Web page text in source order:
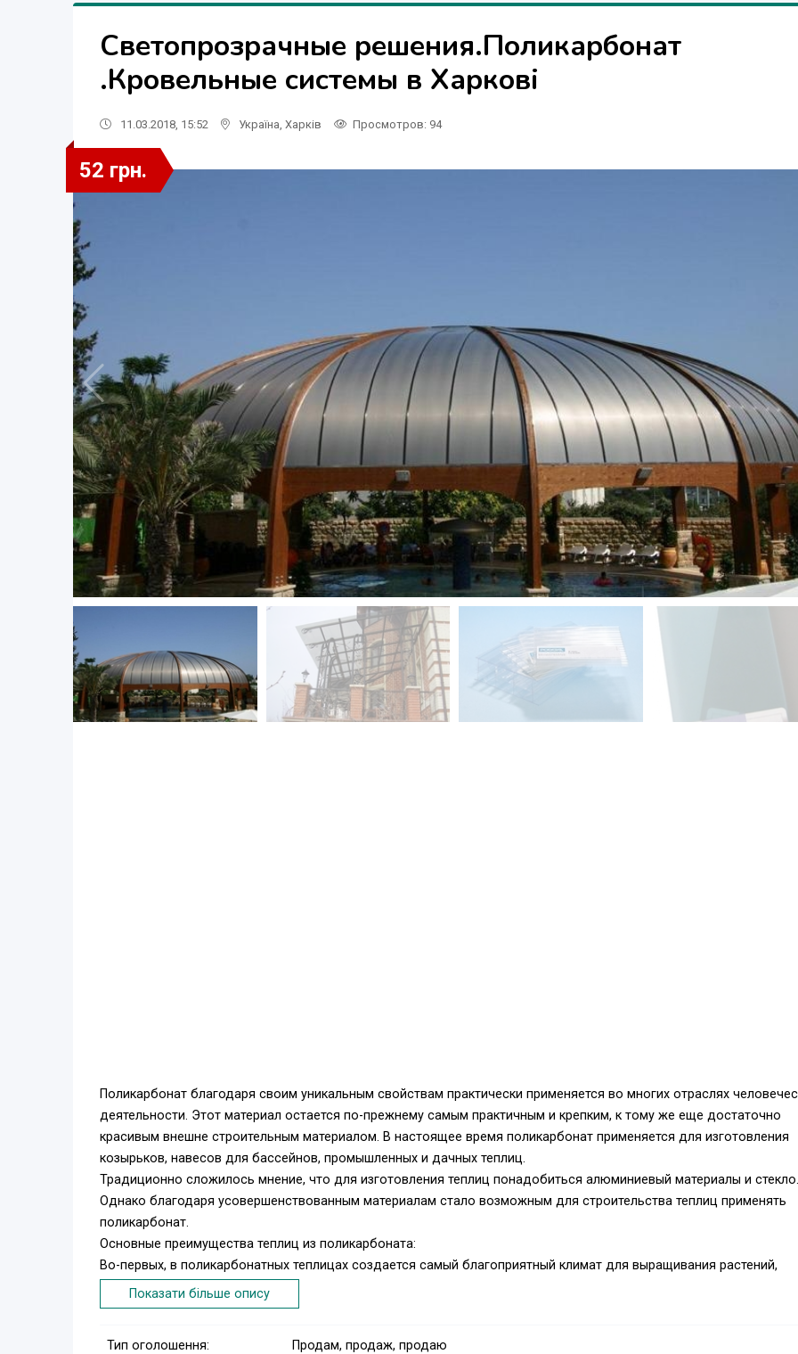
Светопрозрачные решения.Поликарбонат
.Кровельные системы в Харкові
11.03.2018, 15:52 Україна Харків Просмотров: 94
52 грн.
Поликарбонат благодаря своим уникальным свойствам практически применяется во многих отраслях
деятельности. Этот материал остается по-прежнему самым практичным и крепким, к тому же еще достаточно
красивым внешне строительным материалом. В настоящее время поликарбонат применяется для изготовления
козырьков, навесов для бассейнов, промышленных и дачных теплиц.
Традиционно сложилось мнение, что для изготовления теплиц понадобиться алюминиевый материалы и стекло.
Однако благодаря усовершенствованным материалам стало возможным для строительства теплиц применять
поликарбонат.
Основные преимущества теплиц из поликарбоната:
Во-первых, в поликарбонатных теплицах создается самый благоприятный климат для выращивания растений,
благодаря свойству поликарбоната. Солнечные лучи, проходящие через этот материал, преломляются в разные
направления, тем самым освещая все растения полностью. Такого эффекта нельзя достичь с помощью
Показати більше опису
Тип оголошення:
Продам, продаж, продаю